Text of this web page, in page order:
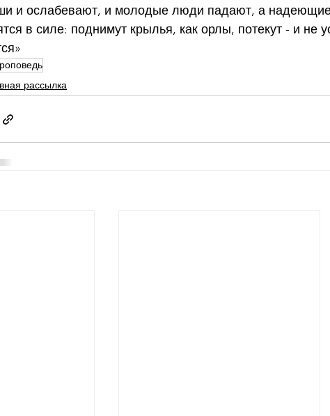
и ослабевают, и молодые люди падают, а
в силе: поднимут крылья, как орлы, потекут - и не
рассылка